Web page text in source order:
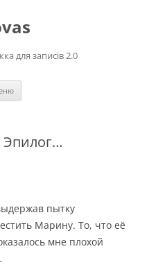
для записів 2.0
пытку
Марину. То, что её
мне плохой